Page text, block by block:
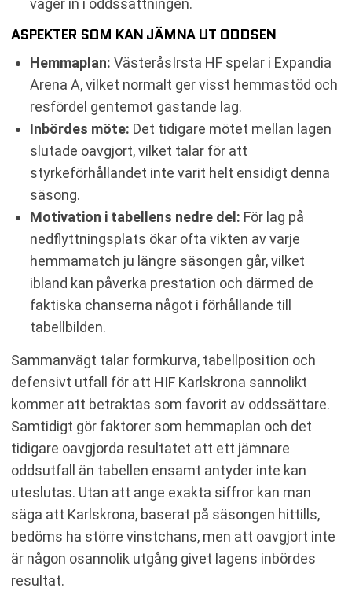
ASPEKTER SOM KAN JÄMNA UT ODDSEN
Hemmaplan: VästeråsIrsta HF spelar i Expandia
Arena A, vilket normalt ger visst hemmastöd och
resfördel gentemot gästande lag.
Inbördes möte: Det tidigare mötet mellan lagen
slutade oavgjort, vilket talar för att
styrkeförhållandet inte varit helt ensidigt denna
säsong.
Motivation i tabellens nedre del: För lag på
nedflyttningsplats ökar ofta vikten av varje
hemmamatch ju längre säsongen går, vilket
ibland kan påverka prestation och därmed de
faktiska chanserna något i förhållande till
tabellbilden.
Sammanvägt talar formkurva, tabellposition och
defensivt utfall för att HIF Karlskrona sannolikt
kommer att betraktas som favorit av oddssättare.
Samtidigt gör faktorer som hemmaplan och det
tidigare oavgjorda resultatet att ett jämnare
oddsutfall än tabellen ensamt antyder inte kan
uteslutas. Utan att ange exakta siffror kan man
säga att Karlskrona, baserat på säsongen hittills,
bedöms ha större vinstchans, men att oavgjort inte
är någon osannolik utgång givet lagens inbördes
resultat.